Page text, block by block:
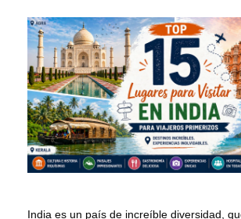
India es un país de increíble diversidad,